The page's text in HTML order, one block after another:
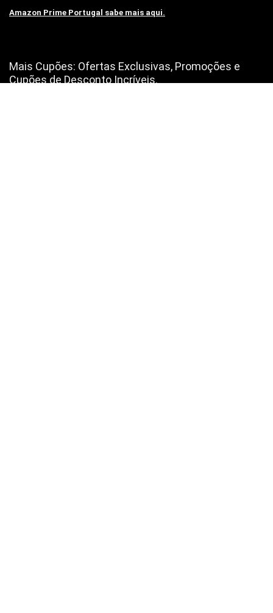
Amazon Prime Portugal sabe mais aqui.
Mais Cupões: Ofertas Exclusivas, Promoções e
Cupões de Desconto Incríveis.